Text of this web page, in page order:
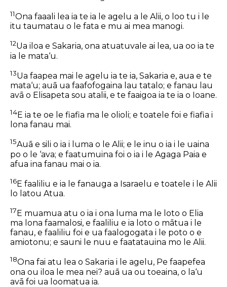
11Ona faaali lea ia te ia le agelu a le Alii, o loo tu i le
itu taumatau o le fata e mu ai mea manogi.
12Ua iloa e Sakaria, ona atuatuvale ai lea, ua oo ia te
ia le mata‘u.
13Ua faapea mai le agelu ia te ia, Sakaria e, aua e te
mata‘u; auā ua faafofogaina lau tatalo; e fanau lau
avā o Elisapeta sou atalii, e te faaigoa ia te ia o Ioane.
14E ia te oe le fiafia ma le olioli; e toatele foi e fiafia i
lona fanau mai.
15Auā e sili o ia i luma o le Alii; e le inu o ia i le uaina
po o le ‘ava; e faatumuina foi o ia i le Agaga Paia e
afua ina fanau mai o ia.
16E faaliliu e ia le fanauga a Isaraelu e toatele i le Alii
lo latou Atua.
17 E muamua atu o ia i ona luma ma le loto o Elia
ma lona faamalosi, e faaliliu e ia loto o mātua i le
fanau, e faaliliu foi e ua faalogogata i le poto o e
amiotonu; e sauni le nuu e faatatauina mo le Alii.
18Ona fai atu lea o Sakaria i le agelu, Pe faapefea
ona ou iloa le mea nei? auā ua ou toeaina, o la‘u
avā foi ua loomatua ia.